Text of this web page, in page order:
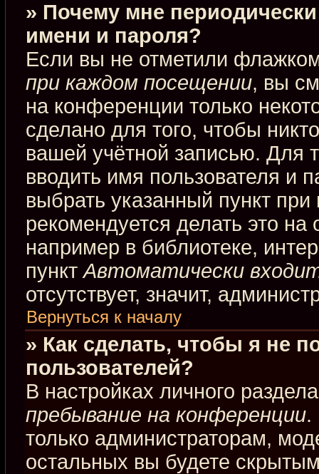
» Почему мне
имени и пароля?
Если вы не отметили
при каждом посещении, вы
на конференции только
сделано для того, чтобы
вашей учётной записью. Для
вводить имя пользователя и
выбрать указанный пункт
рекомендуется делать это
например в библиотеке,
пунктАвтоматически
отсутствует, значит,
Вернуться к началу
» Как сделать, чтобы я не
пользователей?
В настройках личного
пребывание на конференции.
только администраторам,
остальных вы будете